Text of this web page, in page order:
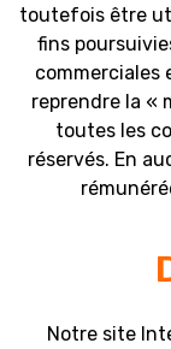
toutefois être
fins
commerciales
reprendre la «
toutes les
réservés. En
Notre site